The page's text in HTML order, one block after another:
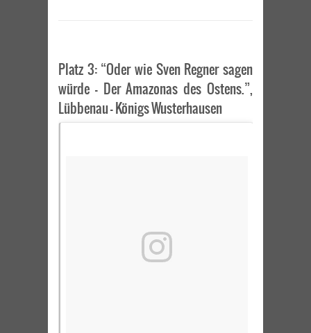
Platz 3: “Oder wie Sven Regner sagen
würde – Der Amazonas des Ostens.”,
Lübbenau – Königs Wusterhausen